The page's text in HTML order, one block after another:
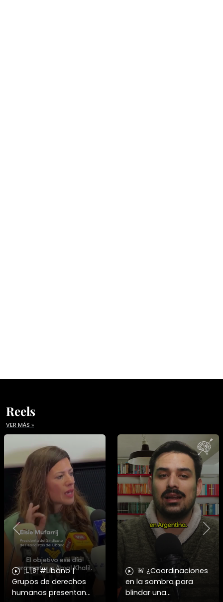
Reels
VER MÁS »
🇱🇧 #Libano |
Grupos de derechos
humanos presentan
🚨 ¿Coordinaciones
en la sombra para
blindar una
Previous